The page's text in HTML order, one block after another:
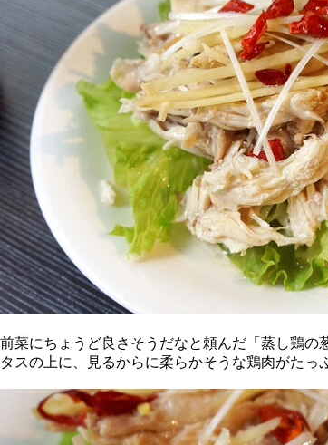
前菜にちょうど良さそうだなと頼んだ「蒸し鶏の
タスの上に、見るからに柔らかそうな鶏肉がたっ